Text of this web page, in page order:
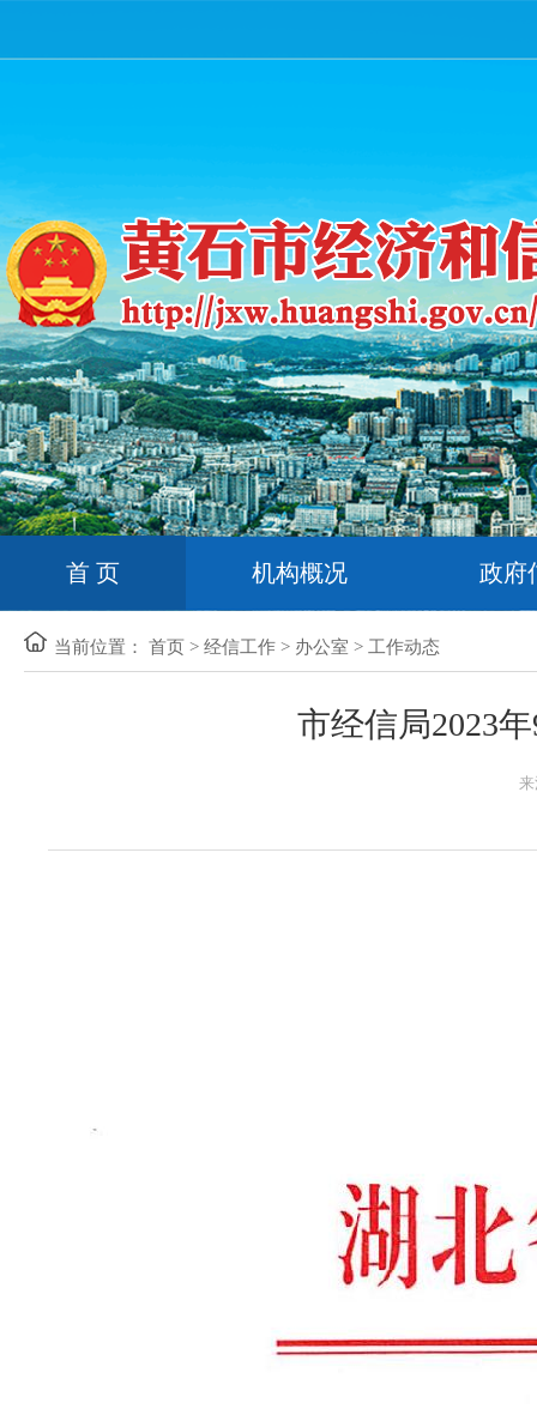
首 页 机构概况 政府
当前位置： 首页 > 经信工作 > 办公室 > 工作动态
市经信局2023